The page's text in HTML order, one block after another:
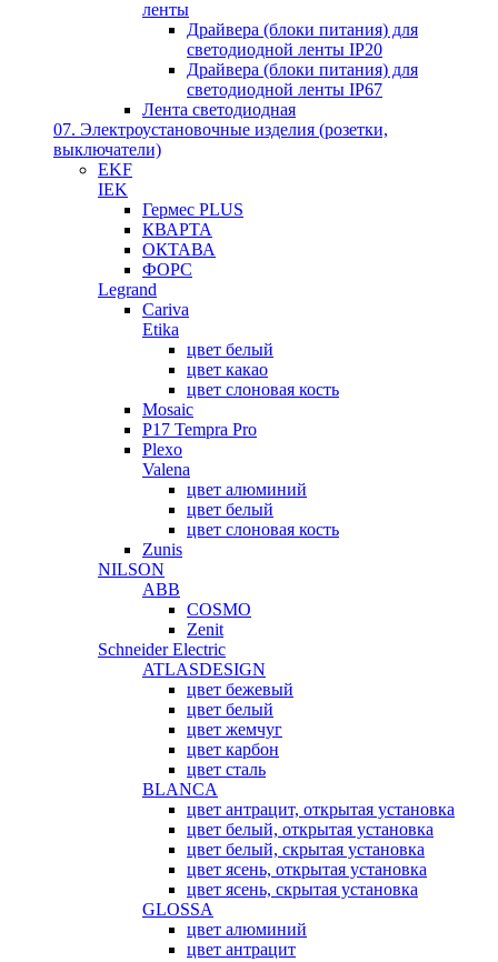
ленты
Драйвера (блоки питания) для
светодиодной ленты IP20
Драйвера (блоки питания) для
светодиодной ленты IP67
Лента светодиодная
07. Электроустановочные изделия (розетки,
выключатели)
EKF
IEK
Гермес PLUS
КВАРТА
ОКТАВА
ФОРС
Legrand
Cariva
Etika
цвет белый
цвет какао
цвет слоновая кость
Mosaic
P17 Tempra Pro
Plexo
Valena
цвет алюминий
цвет белый
цвет слоновая кость
Zunis
NILSON
ABB
COSMO
Zenit
Schneider Electric
ATLASDESIGN
цвет бежевый
цвет белый
цвет жемчуг
цвет карбон
цвет сталь
BLANCA
цвет антрацит, открытая установка
цвет белый, открытая установка
цвет белый, скрытая установка
цвет ясень, открытая установка
цвет ясень, скрытая установка
GLOSSA
цвет алюминий
цвет антрацит